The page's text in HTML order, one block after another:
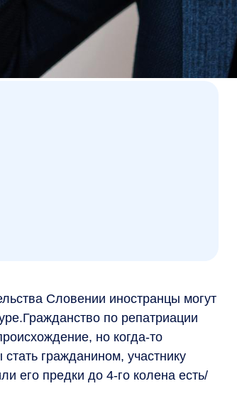
Словении иностранцы могут
по репатриации
но когда-то
гражданином, участнику
его предки до 4-го колена есть/